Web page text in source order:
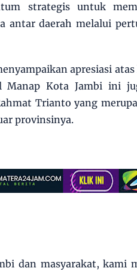
strategis untuk
antar daerah melalui
apresiasi
Manap Kota Jambi ini
Trianto yang
provinsinya.
dan masyarakat, kami